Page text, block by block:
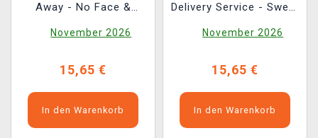
Away - No Face &
November 2026
15,65 €
In den Warenkorb
Delivery Service - Sweet
November 2026
15,65 €
In den Warenkorb